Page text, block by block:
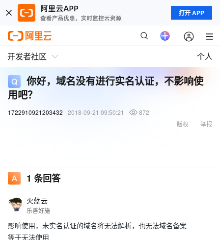
打开 APP
开发者社区 个人
你好，域名没有进行实名认证，不影响使
用吧？
1722910921203432 2018-09-21 09:50:21
872
举报
版权
1 条回答
火蓝云
乐善好施
影响使用，未实名认证的域名将无法解析，也无法域名备案
等于无法使用